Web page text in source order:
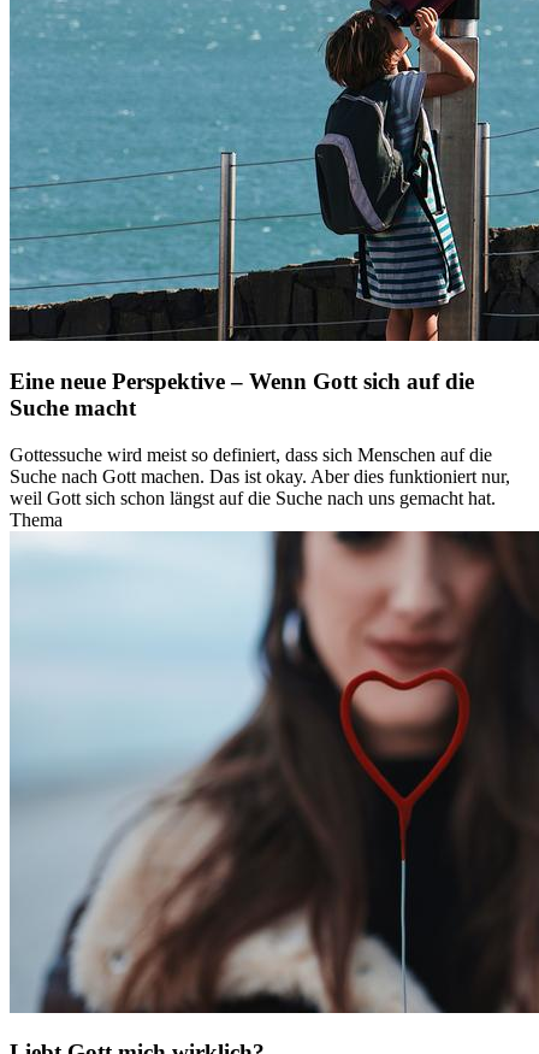
Eine neue Perspektive – Wenn Gott sich auf die
Suche macht
Gottessuche wird meist so definiert, dass sich Menschen auf die
Suche nach Gott machen. Das ist okay. Aber dies funktioniert nur,
weil Gott sich schon längst auf die Suche nach uns gemacht hat.
Thema